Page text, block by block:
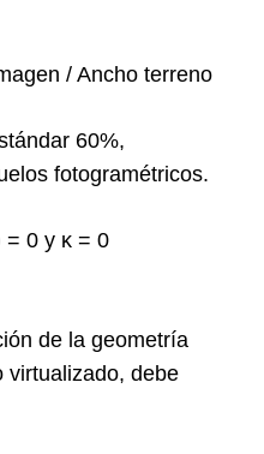
/ Ancho terreno
60%,
fotogramétricos.
0 y κ = 0
de la geometría
virtualizado, debe